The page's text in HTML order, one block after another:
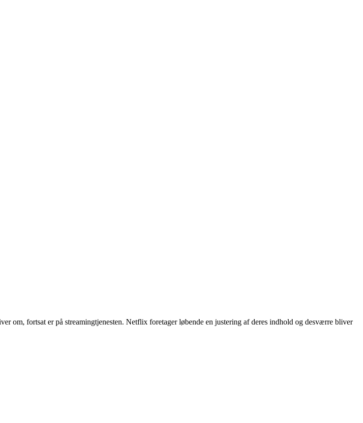
om, fortsat er på streamingtjenesten. Netflix foretager løbende en justering af deres indhold og desværre bliver